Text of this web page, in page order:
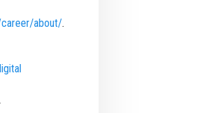
about/.